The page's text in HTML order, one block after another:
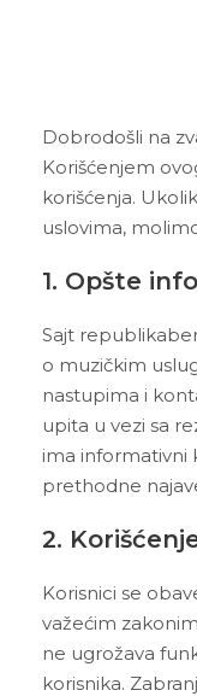
Dobrodošli na
Korišćenjem
korišćenja.
uslovima,
1. Opšte
Sajt
o muzičkim
nastupima i
upita u vezi sa
ima informativni
prethodne
2.
Korisnici se
važećim
ne ugrožava
korisnika.